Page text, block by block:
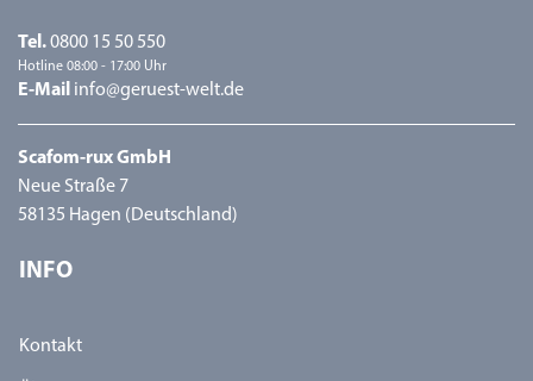
Tel.0800 15 50 550
Hotline 08:00 - 17:00 Uhr
E-Mail info@geruest-welt.de
Scafom-rux GmbH
Neue Straße 7
58135 Hagen (Deutschland)
INFO
Kontakt